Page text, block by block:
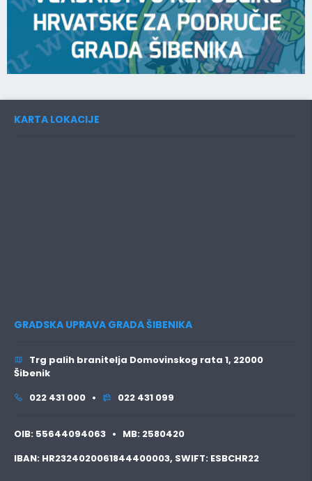
KARTA LOKACIJE
GRADSKA UPRAVA GRADA ŠIBENIKA
Trg palih branitelja Domovinskog rata 1, 22000
Šibenik
022 431 000 •
022 431 099
OIB: 55644094063 • MB: 2580420
IBAN: HR2324020061844400003, SWIFT: ESBCHR22